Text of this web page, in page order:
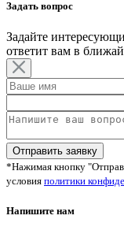
Задать вопрос
Задайте
ответит вам в
Отправить заявку
*Нажимая кнопку
условия политики
Напишите нам